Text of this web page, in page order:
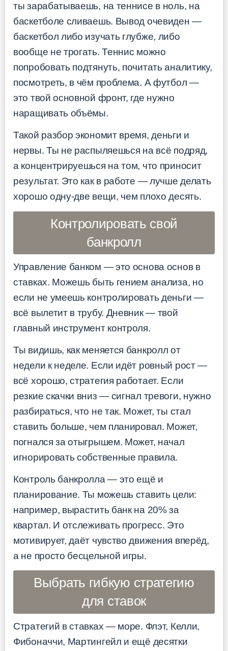
ты зарабатываешь, на теннисе в ноль, на
баскетболе сливаешь. Вывод очевиден —
баскетбол либо изучать глубже, либо
вообще не трогать. Теннис можно
попробовать подтянуть, почитать аналитику,
посмотреть, в чём проблема. А футбол —
это твой основной фронт, где нужно
наращивать объёмы.
Такой разбор экономит время, деньги и
нервы. Ты не распыляешься на всё подряд,
а концентрируешься на том, что приносит
результат. Это как в работе — лучше делать
хорошо одну-две вещи, чем плохо десять.
Контролировать свой
банкролл
Управление банком — это основа основ в
ставках. Можешь быть гением анализа, но
если не умеешь контролировать деньги —
всё вылетит в трубу. Дневник — твой
главный инструмент контроля.
Ты видишь, как меняется банкролл от
недели к неделе. Если идёт ровный рост —
всё хорошо, стратегия работает. Если
резкие скачки вниз — сигнал тревоги, нужно
разбираться, что не так. Может, ты стал
ставить больше, чем планировал. Может,
погнался за отыгрышем. Может, начал
игнорировать собственные правила.
Контроль банкролла — это ещё и
планирование. Ты можешь ставить цели:
например, вырастить банк на 20% за
квартал. И отслеживать прогресс. Это
мотивирует, даёт чувство движения вперёд,
а не просто бесцельной игры.
Выбрать гибкую стратегию
для ставок
Стратегий в ставках — море. Флэт, Келли,
Фибоначчи, Мартингейл и ещё десятки